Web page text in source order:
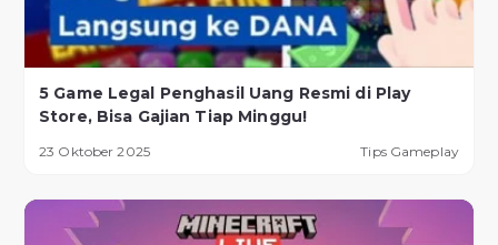
5 Game Legal Penghasil Uang Resmi di Play
Store, Bisa Gajian Tiap Minggu!
23 Oktober 2025 Tips Gameplay